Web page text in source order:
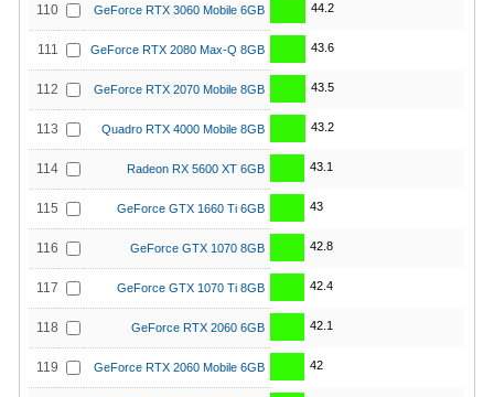
110 GeForce RTX 3060 Mobile 6GB 44.2
111 GeForce RTX 2080 Max-Q 8GB 43.6
112 GeForce RTX 2070 Mobile 8GB 43.5
113 Quadro RTX 4000 Mobile 8GB 43.2
114 Radeon RX 5600 XT 6GB 43.1
115 GeForce GTX 1660 Ti 6GB 43
116 GeForce GTX 1070 8GB 42.8
117 GeForce GTX 1070 Ti 8GB 42.4
118 GeForce RTX 2060 6GB 42.1
119 GeForce RTX 2060 Mobile 6GB 42